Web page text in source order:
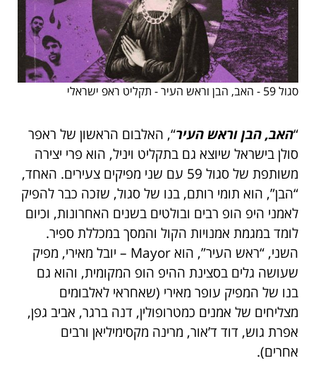
סגול 59 - האב, הבן וראש העיר - תקליט ראפ ישראלי
“האב, הבן וראש העיר“, האלבום הראשון של ראפר
סולן בישראל שיוצא גם בתקליט ויניל, הוא פרי יצירה
משותפת
של סגול 59 עם שני מפיקים צעירים. האחד,
“הבן”, הוא תומי רותם, בנו של סגול, שזכה כבר להפיק
לאמני היפ הופ רבים ובולטים בשנים האחרונות, וכיום
לומד במגמת אמנויות הקול והמסך במכללת ספיר.
השני, “ראש העיר”, הואMayor – יובל מאירי, מפיק
שעושה גלים בסצינת ההיפ הופ המקומית, והוא גם
בנו של המפיק עופר מאירי (שאחראי לאלבומים
מצליחים של אמנים כמטרופולין, דנה ברגר, אביב גפן,
אפרת גוש, דוד ד’אור, מרינה מקסימיליאן ורבים
אחרים).